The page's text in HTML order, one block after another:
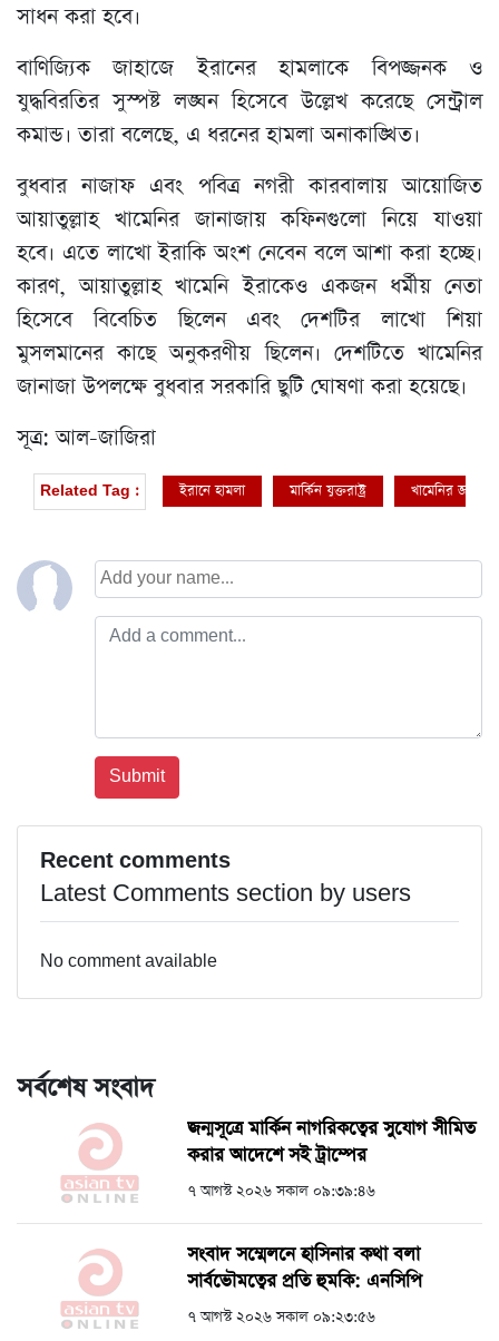
সাধন করা হবে।
বাণিজ্যিক জাহাজে ইরানের হামলাকে বিপজ্জনক ও
যুদ্ধবিরতির সুস্পষ্ট লঙ্ঘন হিসেবে উল্লেখ করেছে সেন্ট্রাল
কমান্ড। তারা বলেছে, এ ধরনের হামলা অনাকাঙ্খিত।
বুধবার নাজাফ এবং পবিত্র নগরী কারবালায় আয়োজিত
আয়াতুল্লাহ খামেনির জানাজায় কফিনগুলো নিয়ে যাওয়া
হবে। এতে লাখো ইরাকি অংশ নেবেন বলে আশা করা হচ্ছে।
কারণ, আয়াতুল্লাহ খামেনি ইরাকেও একজন ধর্মীয় নেতা
হিসেবে বিবেচিত ছিলেন এবং দেশটির লাখো শিয়া
মুসলমানের কাছে অনুকরণীয় ছিলেন। দেশটিতে খামেনির
জানাজা উপলক্ষে বুধবার সরকারি ছুটি ঘোষণা করা হয়েছে।
সূত্র: আল-জাজিরা
Related Tag : ইরানে হামলা মার্কিন যুক্তরাষ্ট্র খামেনির জানাজা
Recent comments
Latest Comments section by users
No comment available
সর্বশেষ সংবাদ
জন্মসূত্রে মার্কিন নাগরিকত্বের সুযোগ সীমিত
করার আদেশে সই ট্রাম্পের
৭ আগস্ট ২০২৬ সকাল ০৯:৩৯:৪৬
সংবাদ সম্মেলনে হাসিনার কথা বলা
সার্বভৌমত্বের প্রতি হুমকি: এনসিপি
৭ আগস্ট ২০২৬ সকাল ০৯:২৩:৫৬